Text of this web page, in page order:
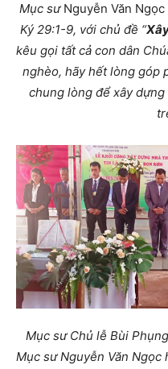
Mục sưNguyễn Văn Ngọc
Ký 29:1-9, với chủ đề “
kêu gọi tất cả con dân
nghèo, hãy hết lòng góp
chung lòng để xây
Mục sư Chủ lễ Bùi
Mục sư Nguyễn Văn